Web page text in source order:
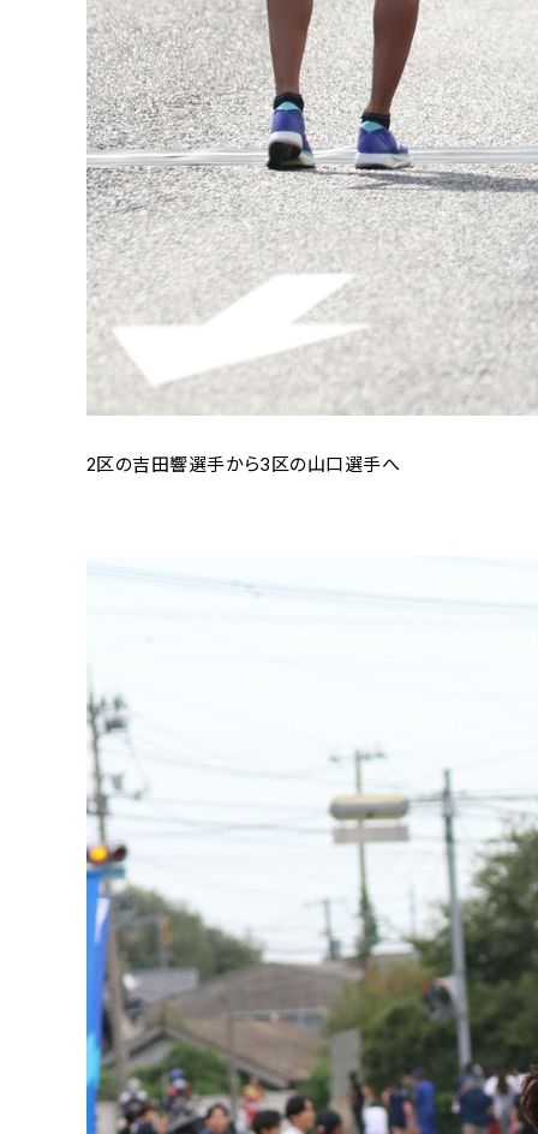
2区の吉田響選手から3区の山口選手へ